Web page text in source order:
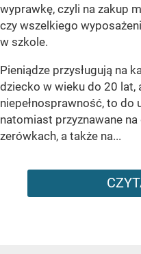
wyprawkę, czyli na zakup
czy wszelkiego
w szkole.
Pieniądze przysługują na
dziecko w wieku do 20 lat,
niepełnosprawność, to do
natomiast przyznawane
zerówkach, a także na...